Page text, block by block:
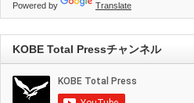
Powered by Translate
KOBE Total Pressチャンネル